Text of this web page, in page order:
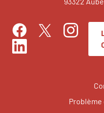
FacebookTwitter
LinkedIn